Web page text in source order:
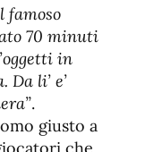
famoso
70 minuti
in
li’ e’
.
giusto a